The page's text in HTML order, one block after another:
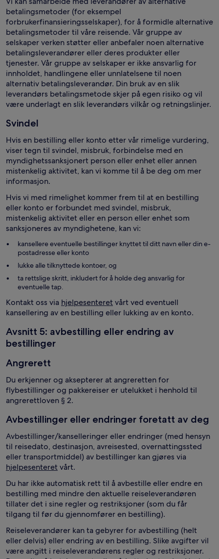
betalingsmetoder (for eksempel
forbrukerfinansieringsselskaper), for å formidle alternative
betalingsmetoder til våre reisende. Vår gruppe av
selskaper verken støtter eller anbefaler noen alternative
betalingsleverandører eller deres produkter eller
tjenester. Vår gruppe av selskaper er ikke ansvarlig for
innholdet, handlingene eller unnlatelsene til noen
alternativ betalingsleverandør. Din bruk av en slik
leverandørs betalingsmetode skjer på egen risiko og vil
være underlagt en slik leverandørs vilkår og retningslinjer.
Svindel
Hvis en bestilling eller konto etter vår rimelige vurdering,
viser tegn til svindel, misbruk, forbindelse med en
myndighetssanksjonert person eller enhet eller annen
mistenkelig aktivitet, kan vi komme til å be deg om mer
informasjon.
Hvis vi med rimelighet kommer frem til at en bestilling
eller konto er forbundet med svindel, misbruk,
mistenkelig aktivitet eller en person eller enhet som
sanksjoneres av myndighetene, kan vi:
kansellere eventuelle bestillinger knyttet til ditt navn eller din e-
postadresse eller konto
lukke alle tilknyttede kontoer, og
ta rettslige skritt, inkludert for å holde deg ansvarlig for
eventuelle tap.
Kontakt oss via hjelpesenteret vårt ved eventuell
kansellering av en bestilling eller lukking av en konto.
Avsnitt 5: avbestilling eller endring av
bestillinger
Angrerett
Du erkjenner og aksepterer at angreretten for
flybestillinger og pakkereiser er utelukket i henhold til
angrerettloven § 2.
Avbestillinger eller endringer foretatt av deg
Avbestillinger/kanselleringer eller endringer (med hensyn
til reisedato, destinasjon, avreisested, overnattingssted
eller transportmiddel) av bestillinger kan gjøres via
hjelpesenteret vårt.
Du har ikke automatisk rett til å avbestille eller endre en
bestilling med mindre den aktuelle reiseleverandøren
tillater det i sine regler og restriksjoner (som du får
tilgang til før du gjennomfører en bestilling).
Reiseleverandører kan ta gebyrer for avbestilling (helt
eller delvis) eller endring av en bestilling. Slike avgifter vil
være angitt i reiseleverandørens regler og restriksjoner.